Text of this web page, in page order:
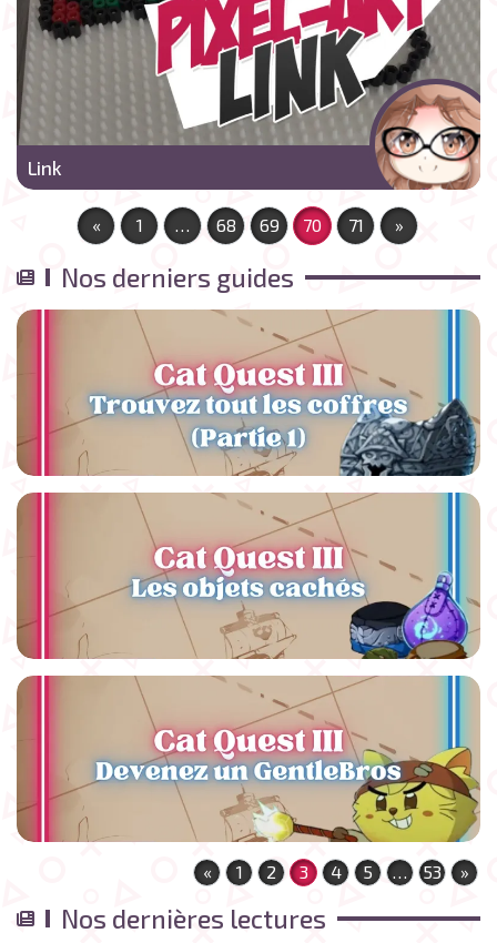
Link
« 1 … 68 69 70 71 »
Nos derniers guides
« 1 2 3 4 5 … 53 »
Nos dernières lectures